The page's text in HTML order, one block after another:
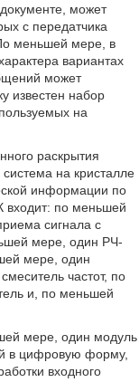
может
с передатчика
меньшей мере, в
вариантах
может
известен набор
на
раскрытия
на кристалле
информации по
входит: по меньшей
сигнала с
мере, один РЧ-
мере, один
частот, по
и, по меньшей
мере, один модуль
в цифровую форму,
входного